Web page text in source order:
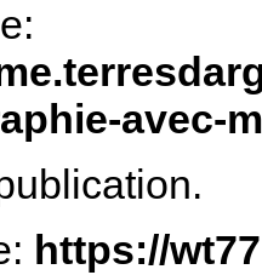
avec-
https://